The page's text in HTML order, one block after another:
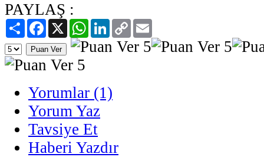
PAYLAŞ :
PaylaşFacebook
X WhatsAppLinkedIn
Copy
Link
Yorumlar (1)
Yorum Yaz
Tavsiye Et
Haberi Yazdır